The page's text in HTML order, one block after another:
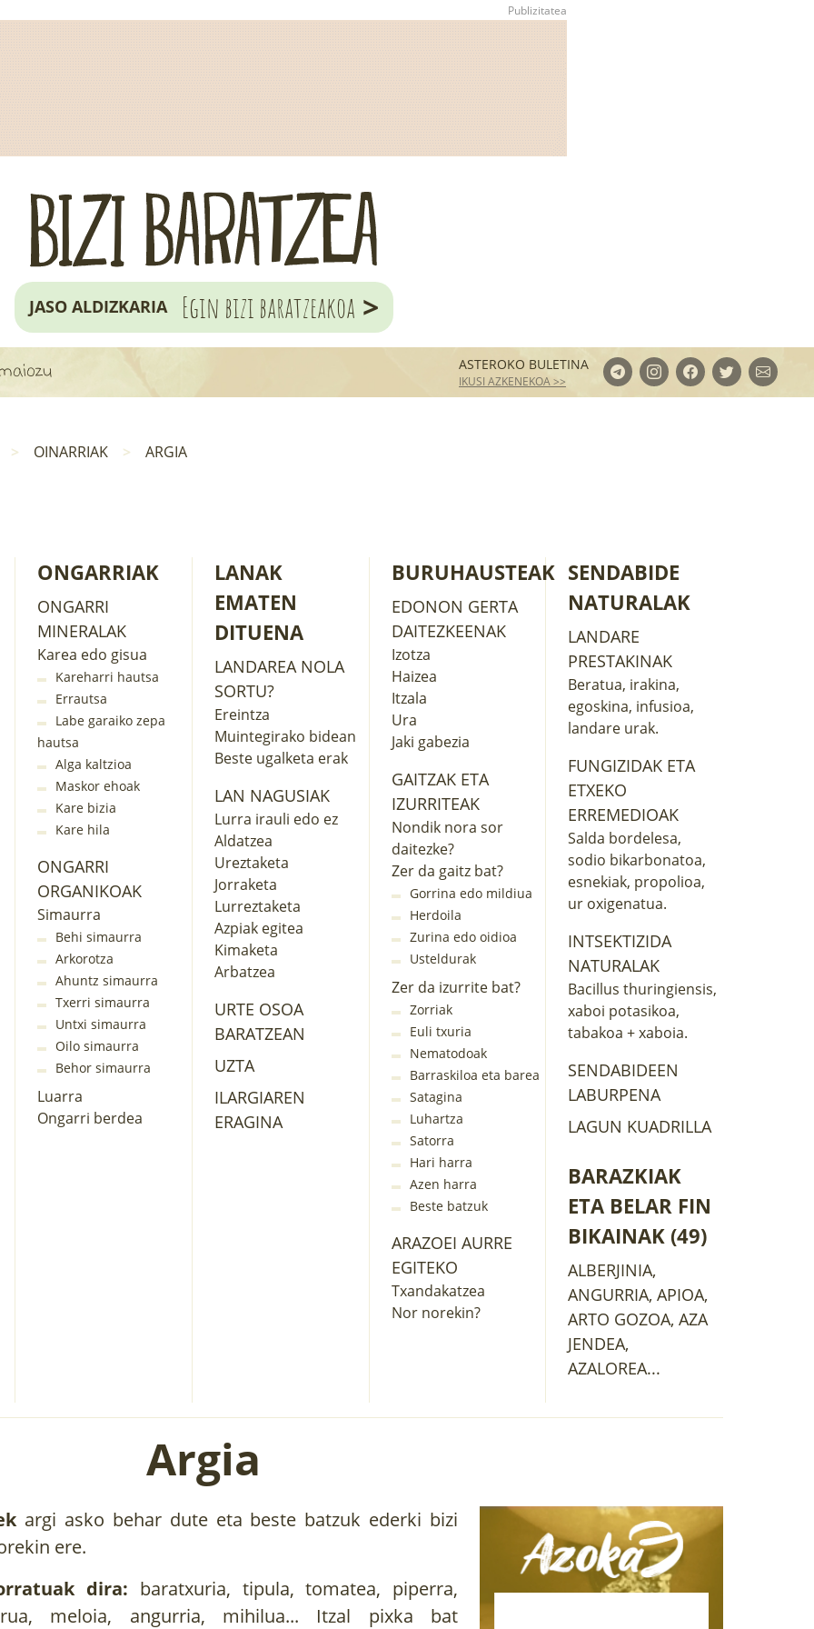
JASO ALDIZKARIA Egin bizi baratzeakoa >
ASTEROKO BULETINA
IKUSI AZKENEKOA >>
OINARRIAK ARGIA
ONGARRIAK
ONGARRI
MINERALAK
Karea edo gisua
Kareharri hautsa
Errautsa
Labe garaiko zepa
hautsa
Alga kaltzioa
Maskor ehoak
Kare bizia
Kare hila
ONGARRI
ORGANIKOAK
Simaurra
Behi simaurra
Arkorotza
Ahuntz simaurra
Txerri simaurra
Untxi simaurra
Oilo simaurra
Behor simaurra
Luarra
Ongarri berdea
LANAK
EMATEN
DITUENA
LANDAREA NOLA
SORTU?
Ereintza
Muintegirako bidean
Beste ugalketa erak
LAN NAGUSIAK
Lurra irauli edo ez
Aldatzea
Ureztaketa
Jorraketa
Lurreztaketa
Azpiak egitea
Kimaketa
Arbatzea
URTE OSOA
BARATZEAN
UZTA
ILARGIAREN
ERAGINA
BURUHAUSTEAK
EDONON GERTA
DAITEZKEENAK
Izotza
Haizea
Itzala
Ura
Jaki gabezia
GAITZAK ETA
IZURRITEAK
Nondik nora sor
daitezke?
Zer da gaitz bat?
Gorrina edo mildiua
Herdoila
Zurina edo oidioa
Usteldurak
Zer da izurrite bat?
Zorriak
Euli txuria
Nematodoak
Barraskiloa eta barea
Satagina
Luhartza
Satorra
Hari harra
Azen harra
Beste batzuk
ARAZOEI AURRE
EGITEKO
Txandakatzea
Nor norekin?
SENDABIDE
NATURALAK
LANDARE
PRESTAKINAK
Beratua, irakina,
egoskina, infusioa,
landare urak.
FUNGIZIDAK ETA
ETXEKO
ERREMEDIOAK
Salda bordelesa,
sodio bikarbonatoa,
esnekiak, propolioa,
ur oxigenatua.
INTSEKTIZIDA
NATURALAK
Bacillus thuringiensis,
xaboi potasikoa,
tabakoa + xaboia.
SENDABIDEEN
LABURPENA
LAGUN KUADRILLA
BARAZKIAK
ETA BELAR FIN
BIKAINAK (49)
ALBERJINIA,
ANGURRIA, APIOA,
ARTO GOZOA, AZA
JENDEA,
AZALOREA...
Argia
argi asko behar dute eta beste batzuk ederki bizi
ere.
dira: baratxuria, tipula, tomatea, piperra,
meloia, angurria, mihilua... Itzal pixka bat